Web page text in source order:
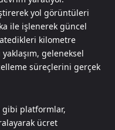
yol görüntüleri
ile işlenerek güncel
kilometre
yaklaşım, geleneksel
süreçlerini gerçek
gibi platformlar,
ücret